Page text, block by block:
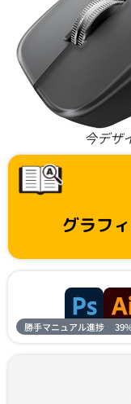
今デザ
グラフ
勝手マニュアル進捗